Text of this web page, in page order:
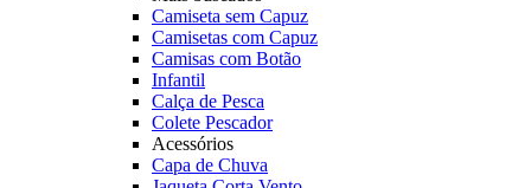
Camiseta sem Capuz
Camisetas com Capuz
Camisas com Botão
Infantil
Calça de Pesca
Colete Pescador
Acessórios
Capa de Chuva